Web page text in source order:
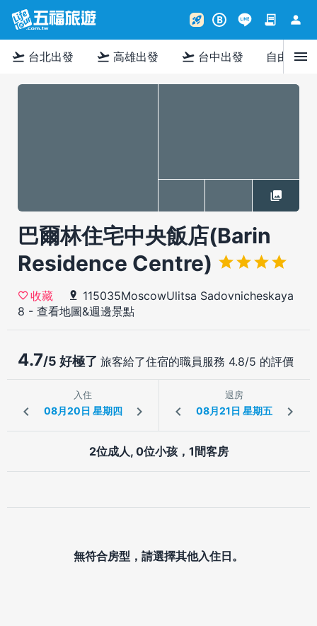
rocket_launch B contract person
flight_takeoff 台北出發 flight_takeoff 高雄出發 flight_takeoff 台中出發 自由行menu
巴爾林住宅中央飯店(Barin
Residence Centre)
收藏
115035MoscowUlitsa Sadovnicheskaya
8 - 查看地圖&週邊景點
4.7/5 好極了 旅客給了住宿的職員服務 4.8/5 的評價
入住 退房
2位成人, 0位小孩，1間客房
無符合房型，請選擇其他入住日。